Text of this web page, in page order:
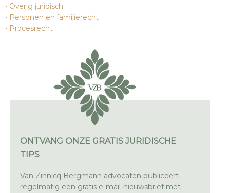
Overig juridisch
Personen en familierecht
Procesrecht
ONTVANG ONZE GRATIS JURIDISCHE
TIPS
Van Zinnicq Bergmann advocaten publiceert
regelmatig een gratis e-mail-nieuwsbrief met